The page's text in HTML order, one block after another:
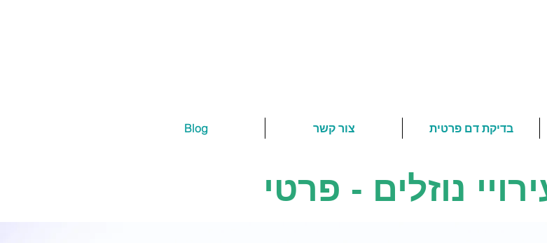
Blog צור קשר בדיקת דם פרטית
נוזלים - פרטי